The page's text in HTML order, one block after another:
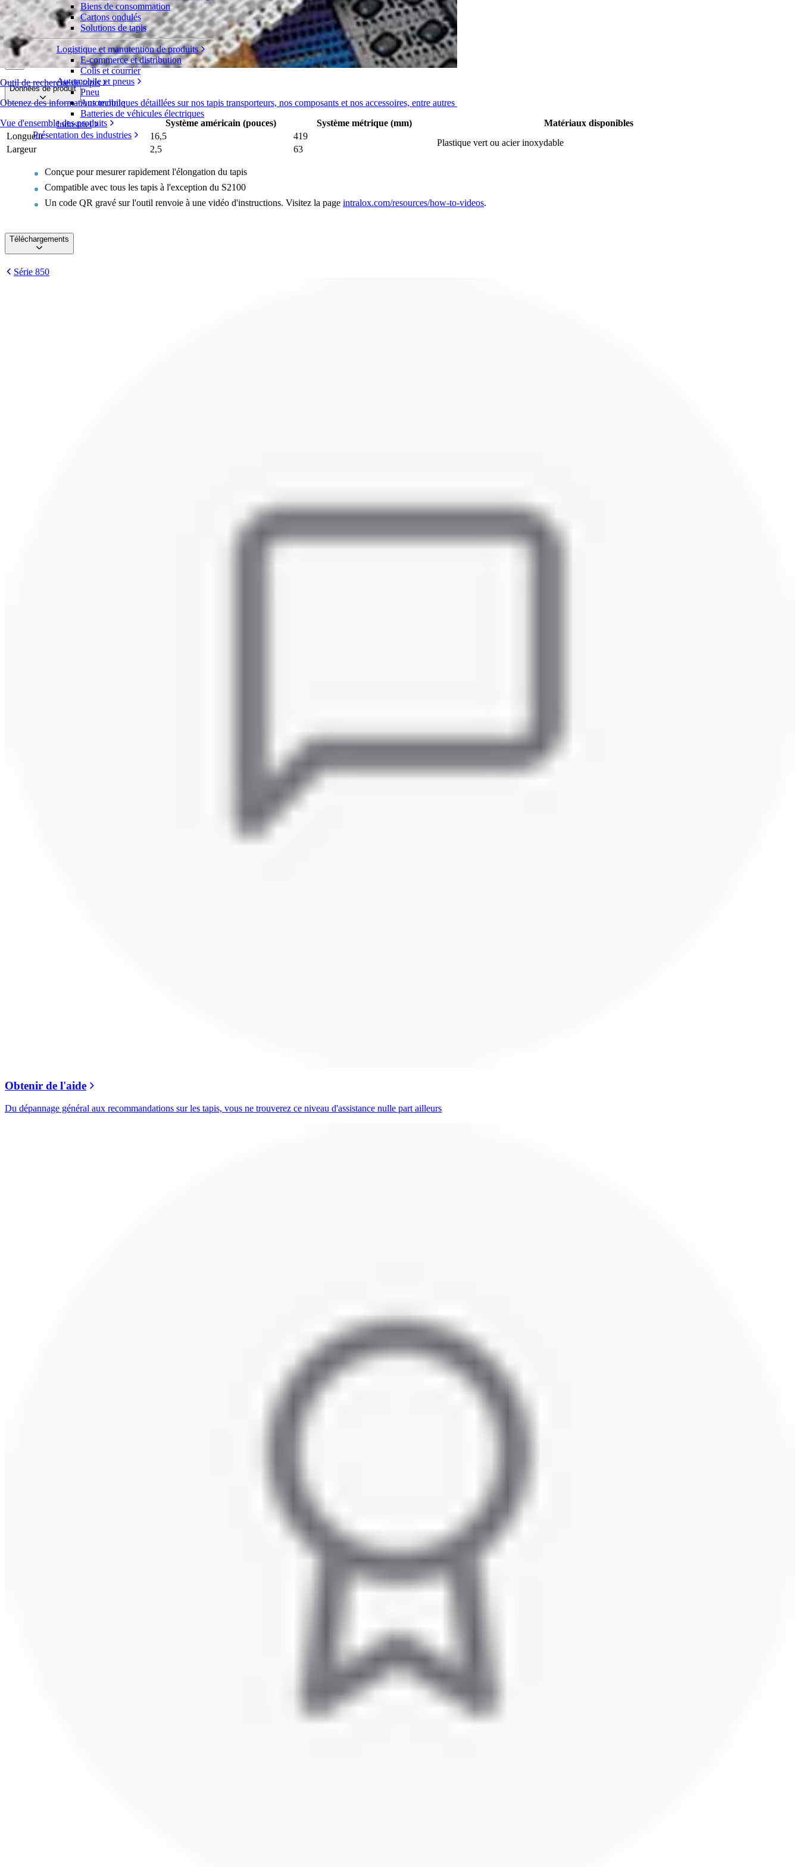
Outil de recherche de tapis
Obtenez des informations techniques détaillées sur nos tapis transporteurs, nos composants et nos accessoires, entre autres
Vue d'ensemble des produits
Biens de consommation
Cartons ondulés
Solutions de tapis
Logistique et manutention de produits
E-commerce et distribution
Colis et courrier
Automobile et pneus
Pneu
Automobile
Batteries de véhicules électriques
Industriel
Présentation des industries
Règle de remplacement pour tapis Intralox
Série 100, 1000, +34 Plus
Répartition
Demande de devis
Données de produit
Système américain (pouces) Système métrique (mm)
Matériaux disponibles
Longueur
16,5 419
Plastique vert ou acier inoxydable
Largeur 2,5 63
Conçue pour mesurer rapidement l'élongation du tapis
Compatible avec tous les tapis à l'exception du S2100
Un code QR gravé sur l'outil renvoie à une vidéo d'instructions. Visitez la page intralox.com/resources/how-to-videos.
Téléchargements
Série 850
Obtenir de l'aide
Du dépannage général aux recommandations sur les tapis, vous ne trouverez ce niveau d'assistance nulle part ailleurs